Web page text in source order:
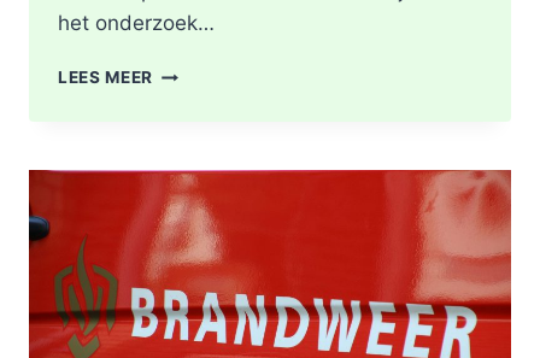
het onderzoek…
LEES MEER BRANDGERUCHT
VAN
DRUGSLAB
IN
WONING
OOSTPLEIN
IN
ROTTERDAM